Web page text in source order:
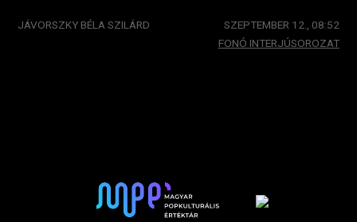
JÁVORSZKY BÉLA SZILÁRD
SZEPTEMBER 12., 08:52
FONÓ INTERJÚSOROZAT